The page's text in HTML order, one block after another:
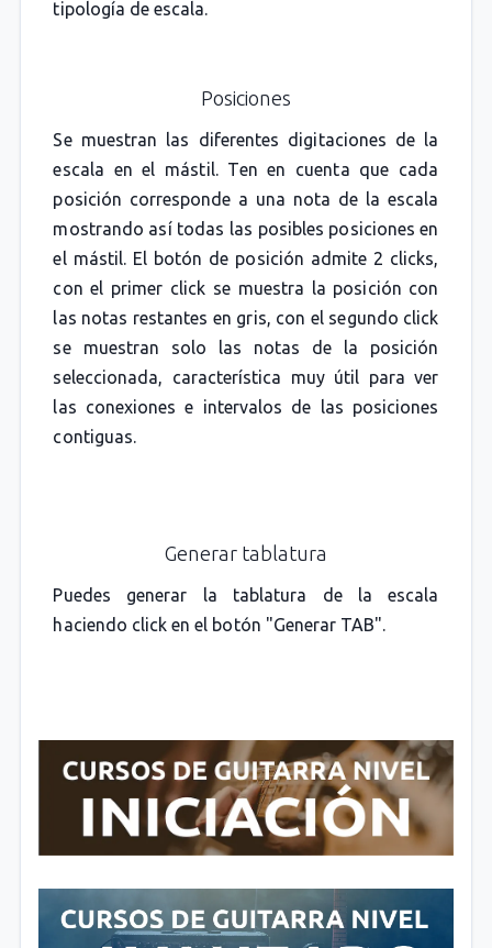
tipología de escala.
Posiciones
Se muestran las diferentes digitaciones de la
escala en el mástil. Ten en cuenta que cada
posición corresponde a una nota de la escala
mostrando así todas las posibles posiciones en
el mástil. El botón de posición admite 2 clicks,
con el primer click se muestra la posición con
las notas restantes en gris, con el segundo click
se muestran solo las notas de la posición
seleccionada, característica muy útil para ver
las conexiones e intervalos de las posiciones
contiguas.
Generar tablatura
Puedes generar la tablatura de la escala
haciendo click en el botón "Generar TAB".